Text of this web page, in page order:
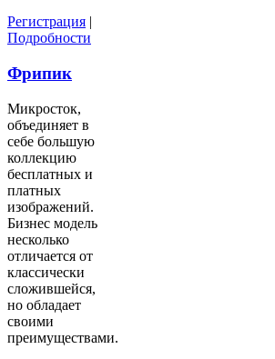
Регистрация |
Подробности
Фрипик
Микросток,
объединяет в
себе большую
коллекцию
бесплатных и
платных
изображений.
Бизнес модель
несколько
отличается от
классически
сложившейся,
но обладает
своими
преимуществами.